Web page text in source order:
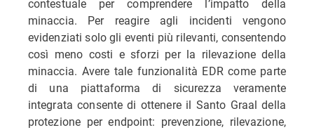
contestuale per comprendere l’impatto della
minaccia. Per reagire agli incidenti vengono
evidenziati solo gli eventi più rilevanti, consentendo
così meno costi e sforzi per la rilevazione della
minaccia. Avere tale funzionalità EDR come parte
di una piattaforma di sicurezza veramente
integrata consente di ottenere il Santo Graal della
protezione per endpoint: prevenzione, rilevazione,